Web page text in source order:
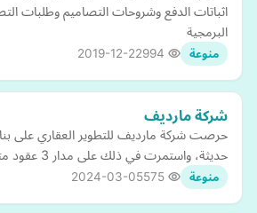
اثباتات الدفع وشروحات التصاميم وطلبات
البرمجية
منوعة 2019-12-22
شركة مارديف
حرصت شركة مارديف للتطوير العقاري على
حديثة، واستمرت في ذلك على مدار 3 عقود متتالية
منوعة 2024-03-05